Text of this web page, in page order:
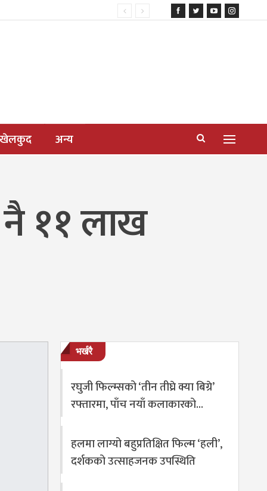
अन्य
नै ११ लाख
भर्खरै
रघुजी फिल्म्सको ‘तीन तीघ्रे क्या बिग्रे’
रफ्तारमा, पाँच नयाँ कलाकारको…
हलमा लाग्यो बहुप्रतिक्षित फिल्म ‘हली’,
दर्शकको उत्साहजनक उपस्थिति